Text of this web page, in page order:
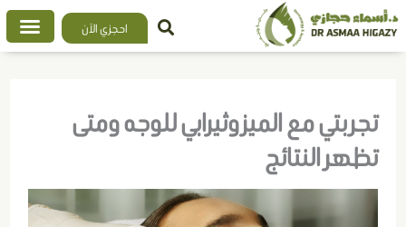
تخطي
إلى
احجزي الآن
تجربتي مع الميزوثيرابي للوجه ومتى
تظهر النتائج